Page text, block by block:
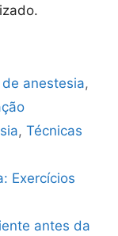
anestesia,
, Técnicas
Exercícios
antes da